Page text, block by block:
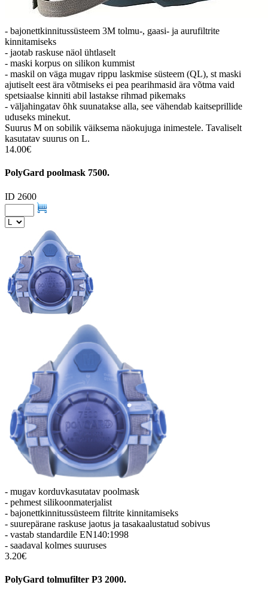
- bajonettkinnitussüsteem 3M tolmu-, gaasi- ja aurufiltrite
kinnitamiseks
- jaotab raskuse näol ühtlaselt
- maski korpus on silikon kummist
- maskil on väga mugav rippu laskmise süsteem (QL), st maski
ajutiselt eest ära võtmiseks ei pea pearihmasid ära võtma vaid
spetsiaalse kinniti abil lastakse rihmad pikemaks
- väljahingatav õhk suunatakse alla, see vähendab kaitseprillide
uduseks minekut.
Suurus M on sobilik väiksema näokujuga inimestele. Tavaliselt
kasutatav suurus on L.
14.00€
PolyGard poolmask 7500.
ID 2600
- mugav korduvkasutatav poolmask
- pehmest silikoonmaterjalist
- bajonettkinnitussüsteem filtrite kinnitamiseks
- suurepärane raskuse jaotus ja tasakaalustatud sobivus
- vastab standardile EN140:1998
- saadaval kolmes suuruses
3.20€
PolyGard tolmufilter P3 2000.